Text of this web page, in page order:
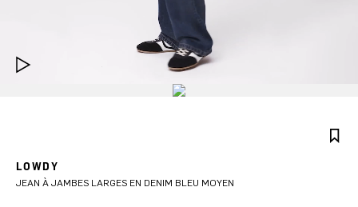
LOWDY
JEAN À JAMBES LARGES EN DENIM BLEU MOYEN